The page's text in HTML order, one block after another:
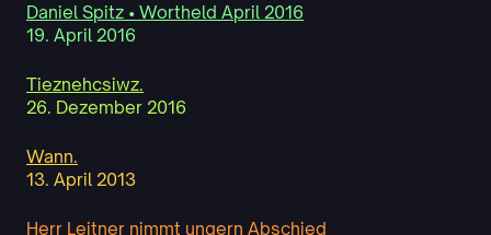
Daniel Spitz • Wortheld April 2016
19. April 2016
Tieznehcsiwz.
26. Dezember 2016
Wann.
13. April 2013
Herr Leitner nimmt ungern Abschied